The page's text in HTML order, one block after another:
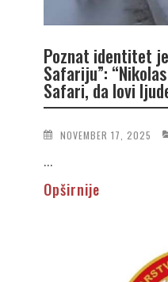
Poznat identitet
Safariju”:
Safari, da lovi
NOVEMBER 17, 2025
...
Opširnije